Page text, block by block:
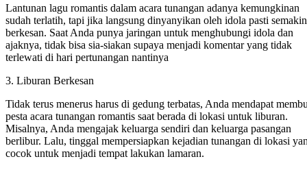
Lantunan lagu romantis dalam acara tunangan adanya kemungkinan
sudah terlatih, tapi jika langsung dinyanyikan oleh idola pasti semakin
berkesan. Saat Anda punya jaringan untuk menghubungi idola dan
ajaknya, tidak bisa sia-siakan supaya menjadi komentar yang tidak
terlewati di hari pertunangan nantinya
3. Liburan Berkesan
Tidak terus menerus harus di gedung terbatas, Anda mendapat
pesta acara tunangan romantis saat berada di lokasi untuk liburan.
Misalnya, Anda mengajak keluarga sendiri dan keluarga pasangan
berlibur. Lalu, tinggal mempersiapkan kejadian tunangan di lokasi
cocok untuk menjadi tempat lakukan lamaran.